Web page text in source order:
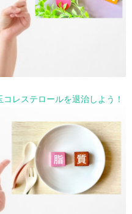
レステロールを退治しよう！